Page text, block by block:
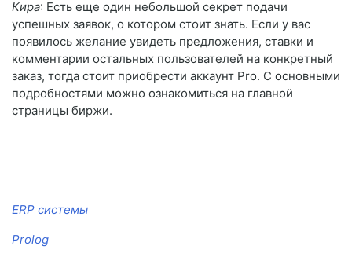
Кира: Есть еще один небольшой секрет подачи
успешных заявок, о котором стоит знать. Если у вас
появилось желание увидеть предложения, ставки и
комментарии остальных пользователей на конкретный
заказ, тогда стоит приобрести аккаунт Pro. С основными
подробностями можно ознакомиться на главной
страницы биржи.
ERP системы
Prolog